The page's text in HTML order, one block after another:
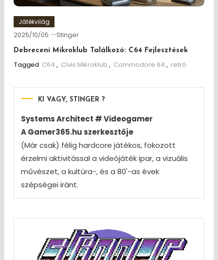
Játékvilág
2025/10/05 Stinger
Debreceni Mikroklub Találkozó: C64 Fejlesztések
Tagged C64 , Cívis Mikroklub , Commodore 64 , retró
KI VAGY, STINGER ?
Systems Architect # Videogamer
A Gamer365.hu szerkesztője
(Már csak) félig hardcore játékos, fokozott
érzelmi aktivitással a videójáték ipar, a vizuális
művészet, a kultúra-, és a 80'-as évek
szépségei iránt.